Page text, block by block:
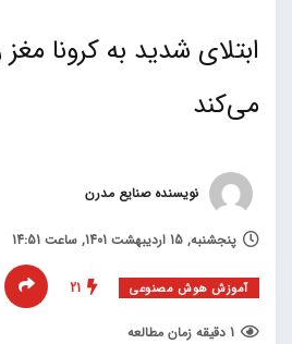
می‌کند
نویسنده صنایع مدرن
پنجشنبه, 15 اردیبهشت 1401, ساعت 14:51
آموزش هوش مصنوعی 21
1 دقیقه زمان مطالعه